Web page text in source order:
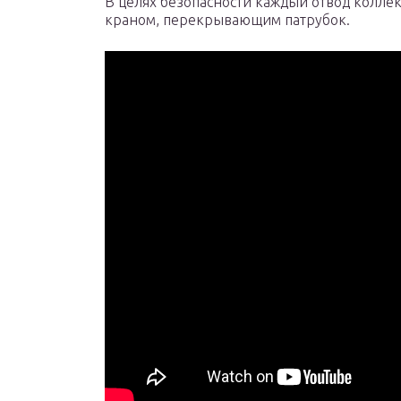
краном, перекрывающим патрубок.